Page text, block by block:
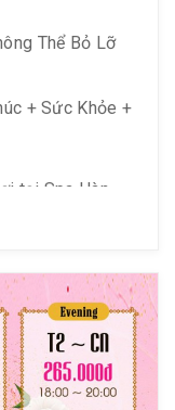
Thể Bỏ Lỡ
+ Sức Khỏe +
tại Spa Hàn
tại Spa Hàn